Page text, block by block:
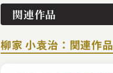
関連作品
柳家 小袁治：関連作品